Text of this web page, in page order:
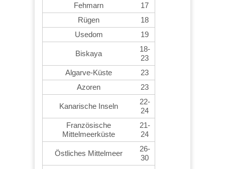
Fehmarn
17
Rügen
18
Usedom
19
Biskaya
18-
23
Algarve-Küste
23
Azoren
23
Kanarische Inseln
22-
24
Französische
Mittelmeerküste
21-
24
Östliches Mittelmeer
26-
30